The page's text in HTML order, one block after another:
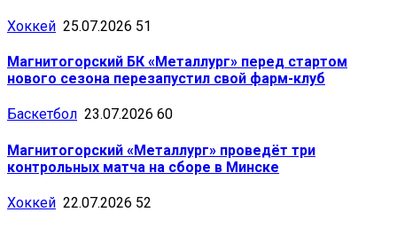
Хоккей 25.07.2026 51
Магнитогорский БК «Металлург» перед стартом
нового сезона перезапустил свой фарм-клуб
Баскетбол 23.07.2026 60
Магнитогорский «Металлург» проведёт три
контрольных матча на сборе в Минске
Хоккей 22.07.2026 52